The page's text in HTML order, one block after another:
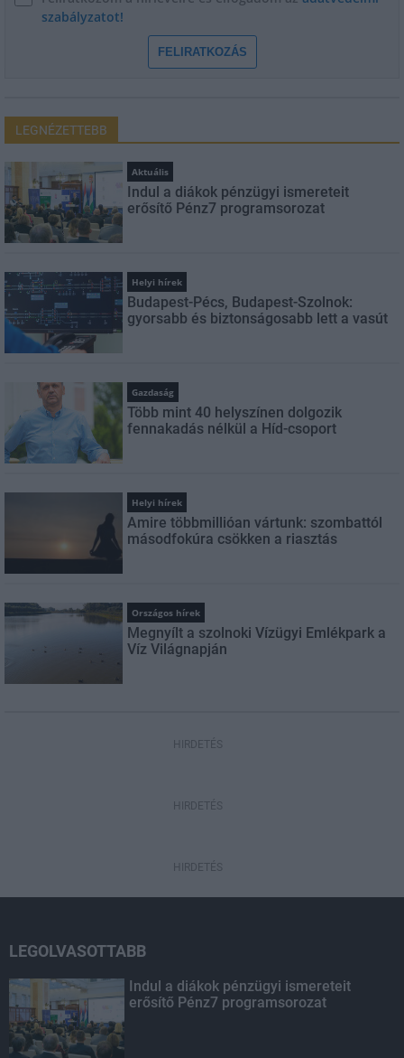
szabályzatot!
FELIRATKOZÁS
LEGNÉZETTEBB
Aktuális
Indul a diákok pénzügyi ismereteit
erősítő Pénz7 programsorozat
Helyi hírek
Budapest-Pécs, Budapest-Szolnok:
gyorsabb és biztonságosabb lett a vasút
Gazdaság
Több mint 40 helyszínen dolgozik
fennakadás nélkül a Híd-csoport
Helyi hírek
Amire többmillióan vártunk: szombattól
másodfokúra csökken a riasztás
Országos hírek
Megnyílt a szolnoki Vízügyi Emlékpark a
Víz Világnapján
HIRDETÉS
HIRDETÉS
HIRDETÉS
LEGOLVASOTTABB
Indul a diákok pénzügyi ismereteit
erősítő Pénz7 programsorozat